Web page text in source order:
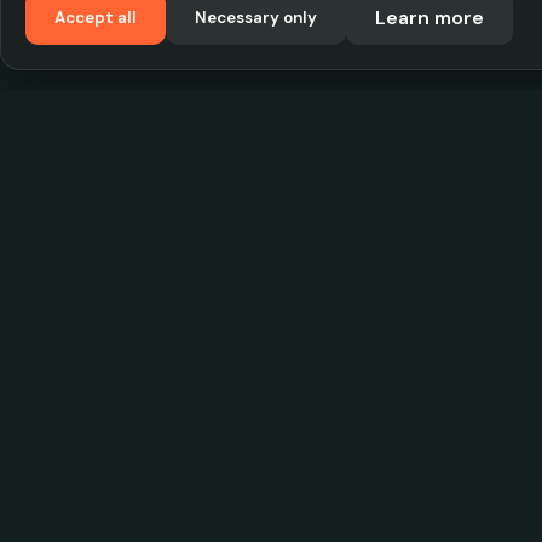
Accept all
Necessary only Learn more